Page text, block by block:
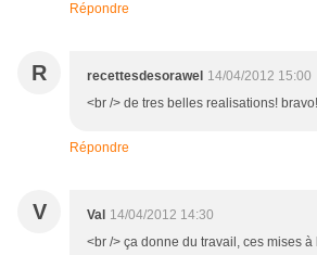
Répondre
R recettesdesorawel 14/04/2012 15:00
<br /> de tres belles realisations!
Répondre
V Val 14/04/2012 14:30
<br /> ça donne du travail, ces mises